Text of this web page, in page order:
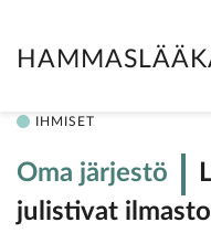
IHMISET
Oma järjestö
julistivat